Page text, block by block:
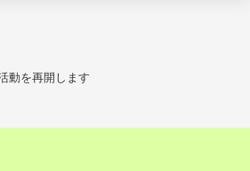
動を再開します